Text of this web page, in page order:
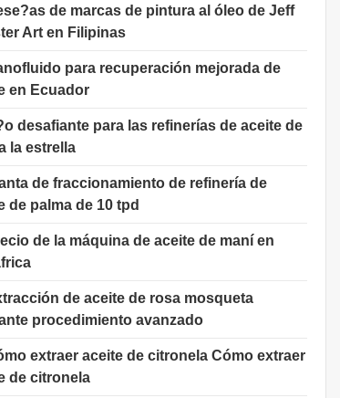
de marcas de pintura al óleo de Jeff
Art en Filipinas
para recuperación mejorada de
en Ecuador
desafiante para las refinerías de aceite de
la estrella
de fraccionamiento de refinería de
de palma de 10 tpd
de la máquina de aceite de maní en
de aceite de rosa mosqueta
procedimiento avanzado
extraer aceite de citronela Cómo extraer
de citronela